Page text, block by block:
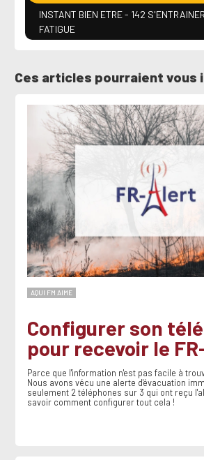
INSTANT BIEN ETRE - 142
FATIGUE
Ces articles pourraient vous
AQUI FM AIME
Configurer son
pour recevoir le
Parce que l'information n'est pas facile à
Nous avons vécu une alerte d'évacuation
seulement 2 téléphones sur 3 qui ont reçu
savoir comment configurer tout cela !